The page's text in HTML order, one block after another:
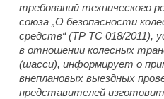
требований технического
союза „О безопасности
средств“ (ТР ТС 018/2011),
в отношении колесных
(шасси), информирует о
внеплановых выездных
представителей